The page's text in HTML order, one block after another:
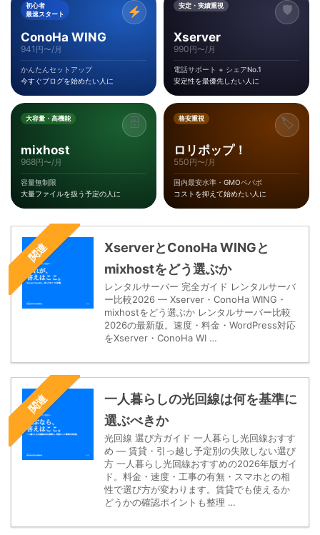
初心者
最速スタート
ConoHa WING
941 円〜/月
かんたんセットアップ
今すぐブログを始めたい人に
安定・実績重視
🛡
Xserver
990円〜/月
電話サポート + シェアNo.1
安定性を最優先したい人に
大容量・高機能
🗄
mixhost
968円〜/月
容量無制限
大量ファイルを扱う予定の人に
格安重視
🏷
ロリポップ！
550円〜/月
国内最安水準・GMOペパボ
コストを抑えて始めたい人に
関連
XserverとConoHa WINGと
mixhostをどう選ぶか
レンタルサーバー 完全ガイド レンタルサーバ
ー比較2026 — Xserver・ConoHa WING・
mixhostをどう選ぶか レンタルサーバー比較
2026の最新版。速度・料金・WordPress対応
をXserver・ConoHa WI …
関連
一人暮らしの光回線は何を基準に
選ぶべきか
光回線 選び方ガイド 一人暮らし光回線おすす
め — 賃貸・引っ越し予定別の失敗しない選び
方 一人暮らし光回線おすすめの2026年版ガイ
ド。料金・速度・工事の有無・スマホとの相
性で選び方が変わります。賃貸でも使えるか
どうかの確認ポイントも整理 …